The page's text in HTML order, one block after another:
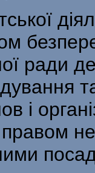
ради
і